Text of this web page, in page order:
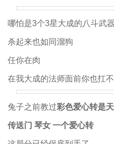
哪怕是3个3星大成的八斗武器
杀起来也如同溜狗
任你在肉
在我大成的法师面前你也扛
兔子之前教过彩色爱心转是
传送门 琴女 一个爱心转